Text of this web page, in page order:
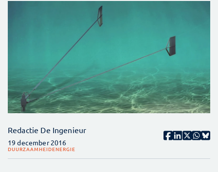
Redactie De Ingenieur
19 december 2016
DUURZAAMHEIDENERGIE